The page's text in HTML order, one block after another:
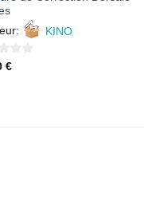
KINO
€